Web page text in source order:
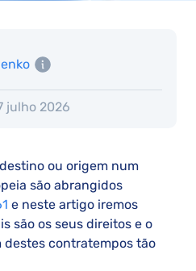
julho 2026
ou origem num
são abrangidos
e neste artigo iremos
são os seus direitos e o
contratempos tão